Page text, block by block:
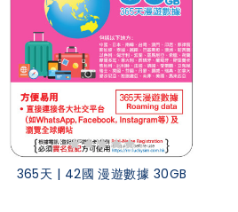
365天 | 42國 漫遊數據 30GB